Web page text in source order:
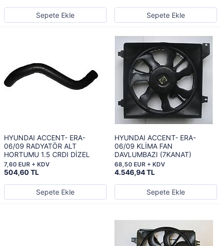
Sepete Ekle Sepete Ekle
HYUNDAI ACCENT- ERA-
06/09 RADYATÖR ALT
HORTUMU 1.5 CRDI DİZEL
504,60 TL
7,60 EUR + KDV
Sepete Ekle
HYUNDAI ACCENT- ERA-
06/09 KLİMA FAN
DAVLUMBAZI (7KANAT)
4.546,94 TL
68,50 EUR + KDV
Sepete Ekle